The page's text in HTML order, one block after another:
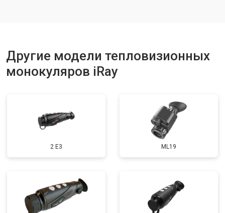
Другие модели тепловизионных
монокуляров iRay
2 E3 ML19